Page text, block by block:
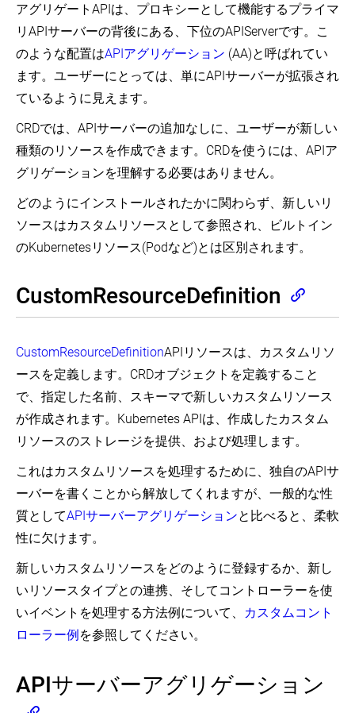
アグリゲートAPIは、プロキシーとして機能するプライマ
リAPIサーバーの背後にある、下位のAPIServerです。こ
のような配置はAPIアグリゲーション (AA)と呼ばれてい
ます。ユーザーにとっては、単にAPIサーバーが拡張され
ているように見えます。
CRDでは、APIサーバーの追加なしに、ユーザーが新しい
種類のリソースを作成できます。CRDを使うには、APIア
グリゲーションを理解する必要はありません。
どのようにインストールされたかに関わらず、新しいリ
ソースはカスタムリソースとして参照され、ビルトイン
のKubernetesリソース(Podなど)とは区別されます。
CustomResourceDefinition
CustomResourceDefinitionAPIリソースは、カスタムリソ
ースを定義します。CRDオブジェクトを定義すること
で、指定した名前、スキーマで新しいカスタムリソース
が作成されます。Kubernetes APIは、作成したカスタム
リソースのストレージを提供、および処理します。
これはカスタムリソースを処理するために、独自のAPIサ
ーバーを書くことから解放してくれますが、一般的な性
質としてAPIサーバーアグリゲーションと比べると、柔軟
性に欠けます。
新しいカスタムリソースをどのように登録するか、新し
いリソースタイプとの連携、そしてコントローラーを使
いイベントを処理する方法例について、
カスタムコント
ローラー例を参照してください。
APIサーバーアグリゲーション